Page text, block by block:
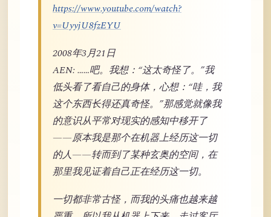
https://www.youtube.com/watch?
v=UyyjU8fzEYU
2008年3月21日
AEN: ……吧。我想：“这太奇怪了。”我
低头看了看自己的身体，心想：“哇，我
这个东西长得还真奇怪。”那感觉就像我
的意识从平常对现实的感知中移开了
——原本我是那个在机器上经历这一切
的人——转而到了某种玄奥的空间，在
那里我见证着自己正在经历这一切。
一切都非常古怪，而我的头痛也越来越